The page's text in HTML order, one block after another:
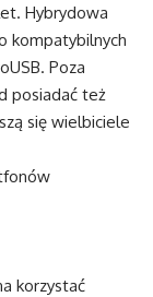
Hybrydowa
kompatybilnych
Poza
posiadać też
się wielbiciele
korzystać